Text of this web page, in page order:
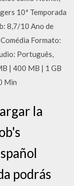
10ª Temporada
8,7/10 Ano de
Formato:
Português,
| 400 MB | 1 GB
Min
la
podrás